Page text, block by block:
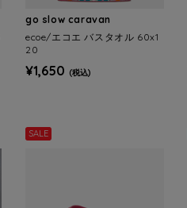
go slow caravan
ecoe/エコエ バスタオル 60x1
20
¥1,650 (税込)
SALE